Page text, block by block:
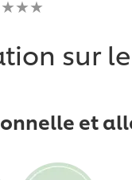
sur
et